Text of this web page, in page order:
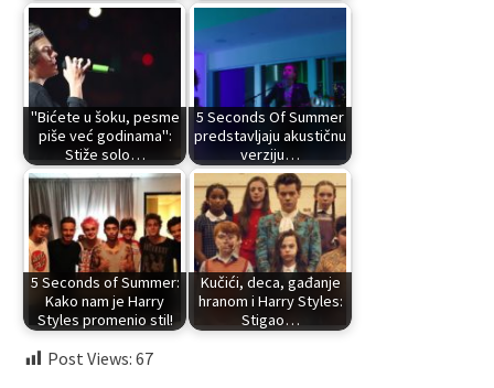
"Bićete u šoku, pesme
piše već godinama":
Stiže solo…
5 Seconds Of Summer
predstavljaju akustičnu
verziju…
5 Seconds of Summer:
Kako nam je Harry
Styles promenio stil!
Kučići, deca, gađanje
hranom i Harry Styles:
Stigao…
Post Views: 67